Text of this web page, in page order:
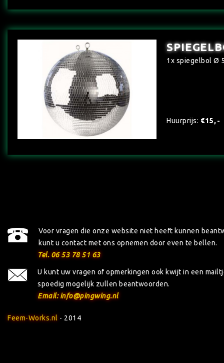
1x spiegelbol Ø
Huurprijs: €15,-
Voor vragen die onze website niet heeft kunnen
kunt u contact met ons opnemen door even te bellen.
Tel. 06 53 78 51 63
U kunt uw vragen of opmerkingen ook kwijt in een
spoedig mogelijk zullen beantwoorden.
Email: info@pingwing.nl
Feem-Works.nl - 2014